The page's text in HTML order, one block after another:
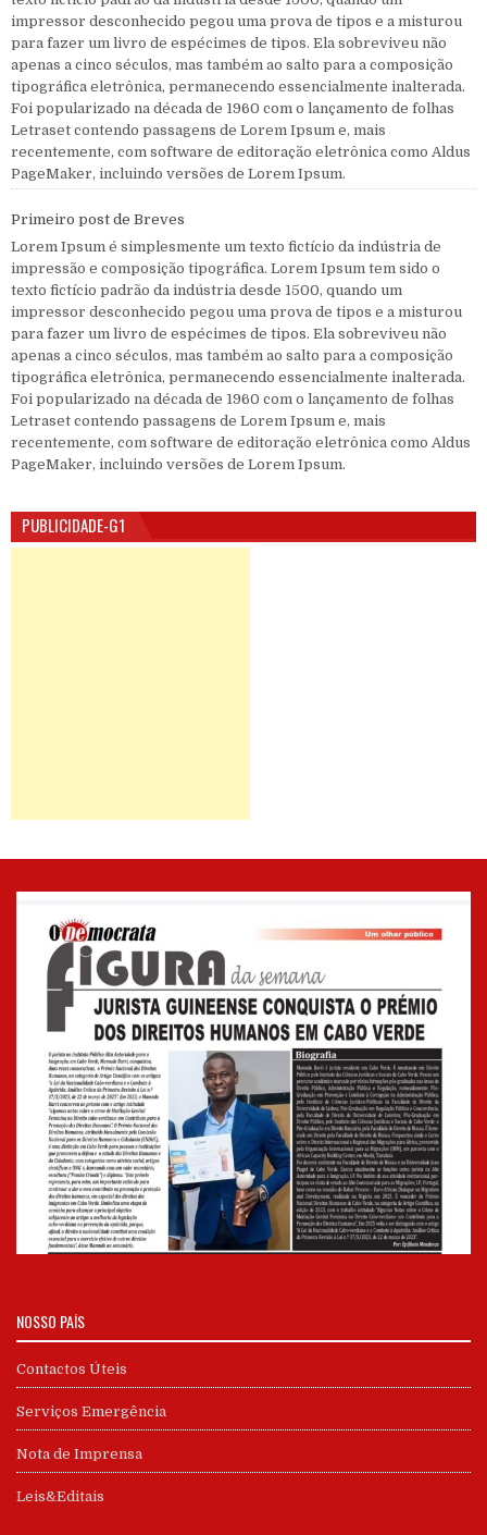
impressor desconhecido pegou uma prova de tipos e a misturou
para fazer um livro de espécimes de tipos. Ela sobreviveu não
apenas a cinco séculos, mas também ao salto para a composição
tipográfica eletrônica, permanecendo essencialmente inalterada.
Foi popularizado na década de 1960 com o lançamento de folhas
Letraset contendo passagens de Lorem Ipsum e, mais
recentemente, com software de editoração eletrônica como Aldus
PageMaker, incluindo versões de Lorem Ipsum.
Primeiro post de Breves
Lorem Ipsum é simplesmente um texto fictício da indústria de
impressão e composição tipográfica. Lorem Ipsum tem sido o
texto fictício padrão da indústria desde 1500, quando um
impressor desconhecido pegou uma prova de tipos e a misturou
para fazer um livro de espécimes de tipos. Ela sobreviveu não
apenas a cinco séculos, mas também ao salto para a composição
tipográfica eletrônica, permanecendo essencialmente inalterada.
Foi popularizado na década de 1960 com o lançamento de folhas
Letraset contendo passagens de Lorem Ipsum e, mais
recentemente, com software de editoração eletrônica como Aldus
PageMaker, incluindo versões de Lorem Ipsum.
PUBLICIDADE-G1
NOSSO PAÍS
Contactos Úteis
Serviços Emergência
Nota de Imprensa
Leis&Editais